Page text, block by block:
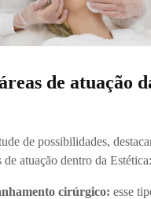
de atuação
de possibilidades,
de atuação dentro da Estética:
cirúrgico: esse